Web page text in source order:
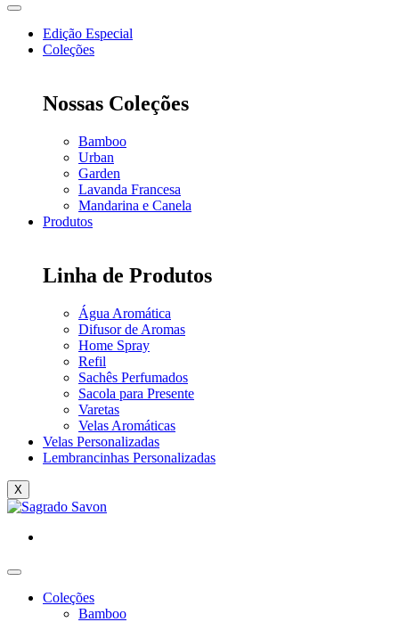
Edição Especial
Coleções
Nossas Coleções
Bamboo
Urban
Garden
Lavanda Francesa
Mandarina e Canela
Produtos
Linha de Produtos
Água Aromática
Difusor de Aromas
Home Spray
Refil
Sachês Perfumados
Sacola para Presente
Varetas
Velas Aromáticas
Velas Personalizadas
Lembrancinhas Personalizadas
X
Coleções
Bamboo